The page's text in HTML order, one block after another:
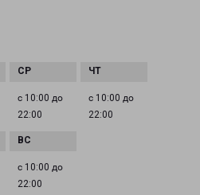
с 10:00 до
22:00
с 10:00 до
22:00
с 10:00 до
22:00